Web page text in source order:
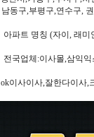
남동구,부평구,연수구,
아파트 명칭 (자이, 래
전국업체:이사몰,삼익
ok이사이사,잘한다이사,